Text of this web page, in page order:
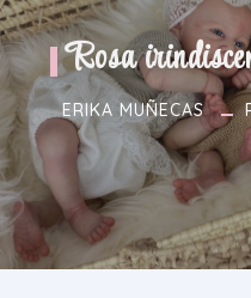
Rosa
ERIKA MUÑECAS